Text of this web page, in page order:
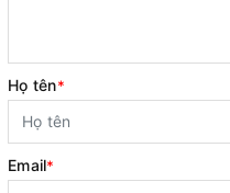
Họ tên*
Email*